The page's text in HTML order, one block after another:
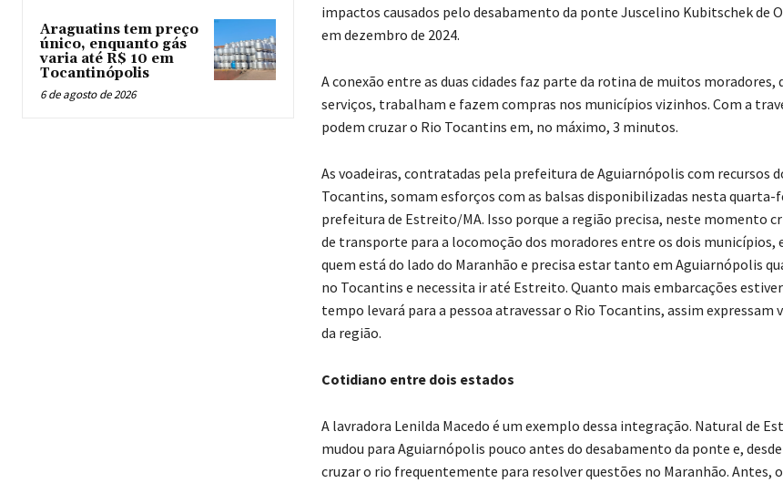
Araguatins tem preço
único, enquanto gás
varia até R$ 10 em
Tocantinópolis
6 de agosto de 2026
impactos causados pelo desabamento da ponte Juscelino Kubitschek de
em dezembro de 2024.
A conexão entre as duas cidades faz parte da rotina de muitos moradores,
serviços, trabalham e fazem compras nos municípios vizinhos. Com a
podem cruzar o Rio Tocantins em, no máximo, 3 minutos.
As voadeiras, contratadas pela prefeitura de Aguiarnópolis com recursos
Tocantins, somam esforços com as balsas disponibilizadas nesta quarta-
prefeitura de Estreito/MA. Isso porque a região precisa, neste momento
de transporte para a locomoção dos moradores entre os dois municípios,
quem está do lado do Maranhão e precisa estar tanto em Aguiarnópolis
no Tocantins e necessita ir até Estreito. Quanto mais embarcações
tempo levará para a pessoa atravessar o Rio Tocantins, assim expressam
da região.
Cotidiano entre dois estados
A lavradora Lenilda Macedo é um exemplo dessa integração. Natural de
mudou para Aguiarnópolis pouco antes do desabamento da ponte e,
cruzar o rio frequentemente para resolver questões no Maranhão. Antes,